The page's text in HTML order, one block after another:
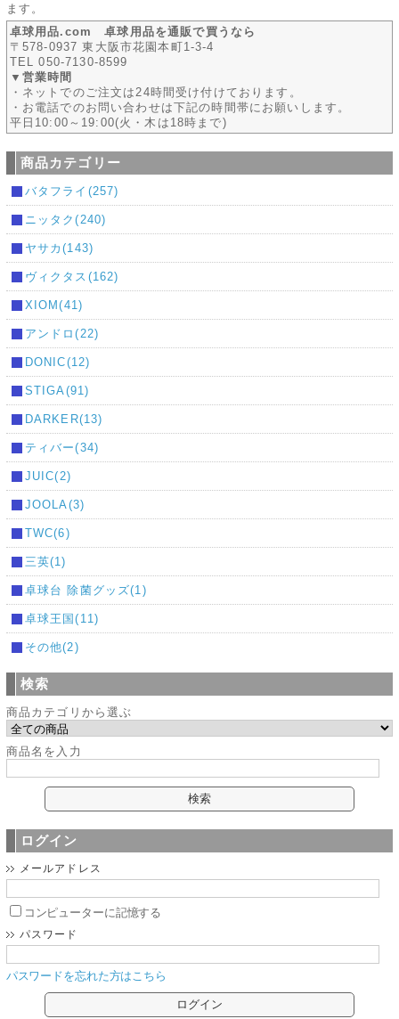
ます。
卓球用品.com 卓球用品を通販で買うなら
〒578-0937 東大阪市花園本町1-3-4
TEL 050-7130-8599
▼営業時間
・ネットでのご注文は24時間受け付けております。
・お電話でのお問い合わせは下記の時間帯にお願いします。
平日10:00～19:00(火・木は18時まで)
商品カテゴリー
バタフライ(257)
ニッタク(240)
ヤサカ(143)
ヴィクタス(162)
XIOM(41)
アンドロ(22)
DONIC(12)
STIGA(91)
DARKER(13)
ティバー(34)
JUIC(2)
JOOLA(3)
TWC(6)
三英(1)
卓球台 除菌グッズ(1)
卓球王国(11)
その他(2)
検索
商品カテゴリから選ぶ
商品名を入力
ログイン
メールアドレス
コンピューターに記憶する
パスワード
パスワードを忘れた方はこちら